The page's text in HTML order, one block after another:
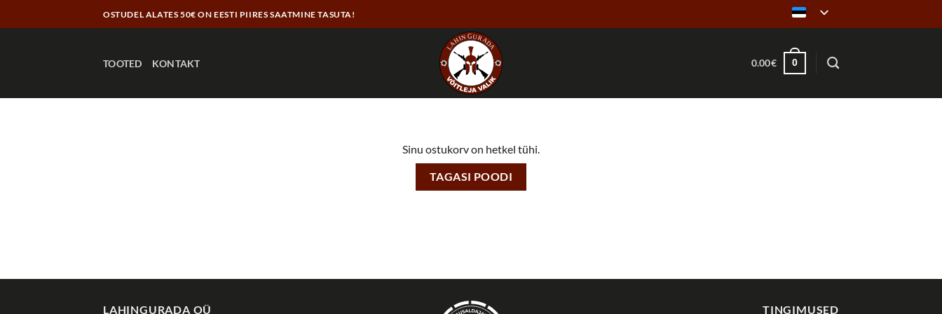
to
OSTUDEL ALATES 50€ ON EESTI PIIRES SAATMINE TASUTA!
TOOTED KONTAKT 0.00€ 0
Sinu ostukorv on hetkel tühi.
TAGASI POODI
LAHINGURADA OÜ TINGIMUSED